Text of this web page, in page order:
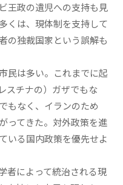
王政の遺児への支持も見
くは、現体制を支持して
の独裁国家という誤解も
民は多い。これまでに起
スチナの）ガザでもな
もなく、イランのため
ってきた。対外政策を進
いる国内政策を優先せよ
者によって統治される現